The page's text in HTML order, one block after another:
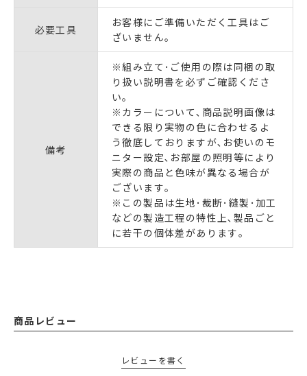
必要工具
お客様にご準備いただく工具はご
ざいません｡
備考
※組み立て･ご使用の際は同梱の取
り扱い説明書を必ずご確認くださ
い｡
※カラーについて､商品説明画像は
できる限り実物の色に合わせるよ
う徹底しておりますが､お使いのモ
ニター設定､お部屋の照明等により
実際の商品と色味が異なる場合が
ございます｡
※この製品は生地･裁断･縫製･加工
などの製造工程の特性上､製品ごと
に若干の個体差があります｡
商品レビュー
レビューを書く